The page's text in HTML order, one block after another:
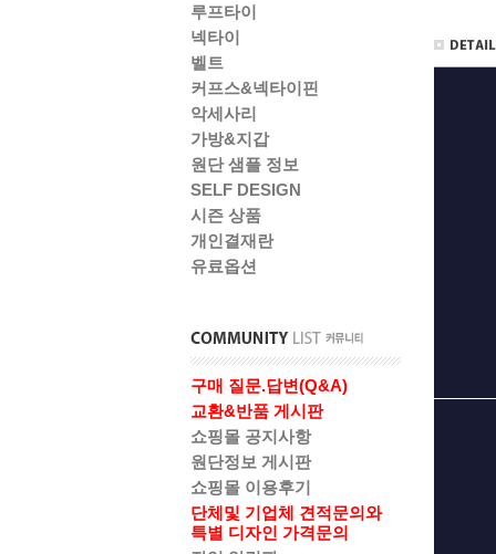
루프타이
넥타이
벨트
커프스&넥타이핀
악세사리
가방&지갑
원단 샘플 정보
SELF DESIGN
시즌 상품
개인결재란
유료옵션
구매 질문.답변(Q&A)
교환&반품 게시판
쇼핑몰 공지사항
원단정보 게시판
쇼핑몰 이용후기
단체및 기업체 견적문의와
특별 디자인 가격문의